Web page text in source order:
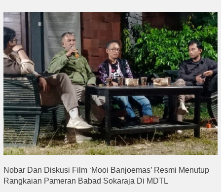
Nobar Dan Diskusi Film ‘Mooi Banjoemas’ Resmi Menutup
Rangkaian Pameran Babad Sokaraja Di MDTL